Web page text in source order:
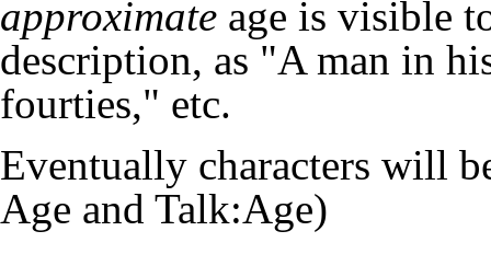
approximate age is visible
description, as "A man in
fourties," etc.
Eventually characters will
Age and Talk:Age)